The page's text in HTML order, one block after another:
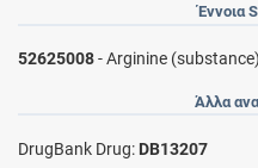
Έννοια
52625008- Arginine (substance)
Άλλα
DrugBank Drug: DB13207